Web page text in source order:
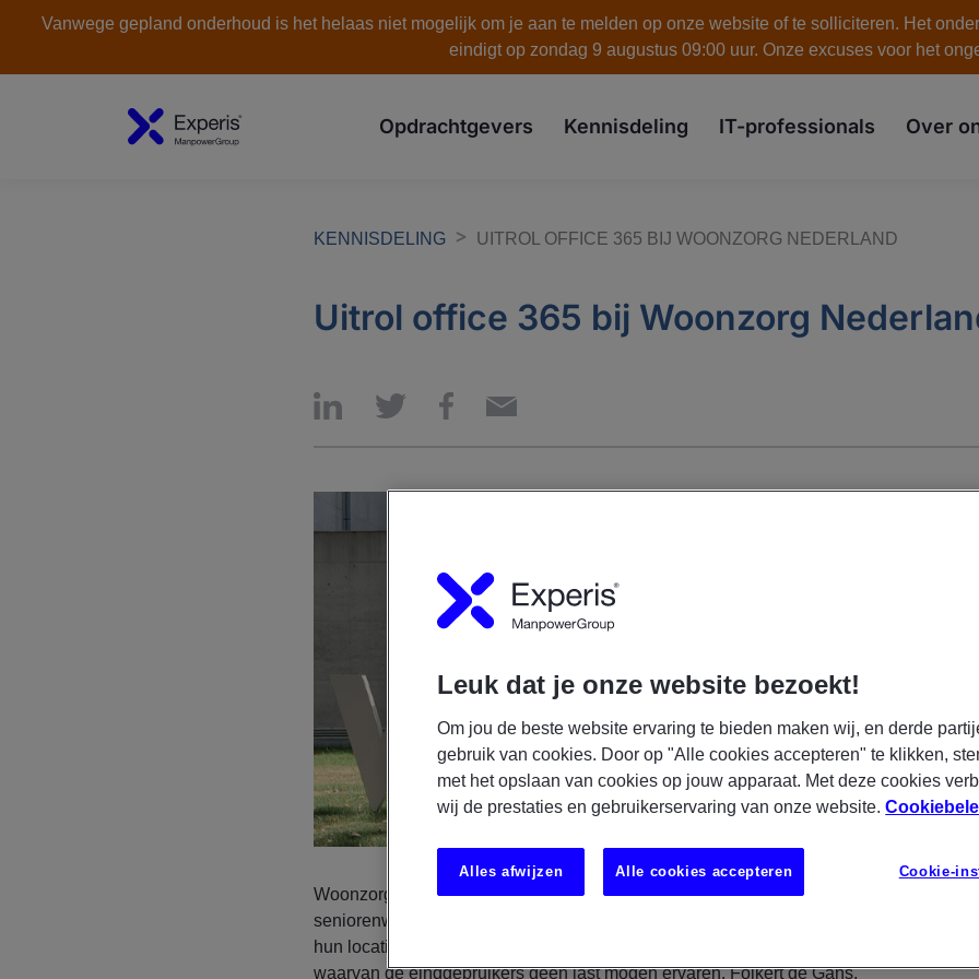
Vanwege gepland onderhoud is het helaas niet mogelijk om je aan te melden op onze website of te solliciteren. Het
eindigt op zondag 9 augustus 09:00 uur. Onze excuses voor het
skip to the main content
Opdrachtgevers Kennisdeling IT-professionals Over
KENNISDELING UITROL OFFICE 365 BIJ WOONZORG NEDERLAND
Uitrol office 365 bij Woonzorg
Woonzorg Nederland, landelijke woningcorporatie gespecialiseerd in
seniorenwoningen, stond aan de vooravond van de uitrol van Office 365 voor al
hun locaties. Deze migratie brengt behoorlijk wat uitdagingen met zich mee,
waarvan de eindgebruikers geen last mogen ervaren. Folkert de Gans,
Leuk dat je onze website bezoekt!
Om jou de beste website ervaring te bieden maken wij, en derde
gebruik van cookies. Door op "Alle cookies accepteren" te klikken,
met het opslaan van cookies op jouw apparaat. Met deze cookies
wij de prestaties en gebruikerservaring van onze website.
Cookie-
Alles afwijzen Alle cookies accepteren